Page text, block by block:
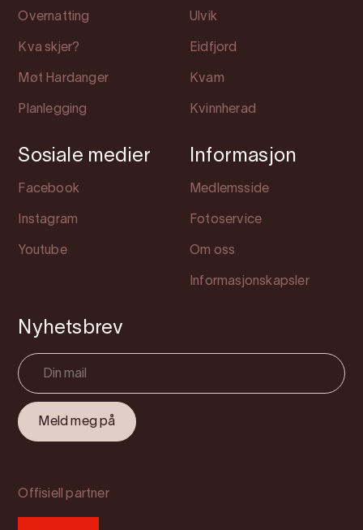
Overnatting
Kva skjer?
Møt Hardanger
Planlegging
Ulvik
Eidfjord
Kvam
Kvinnherad
Sosiale medier
Facebook
Instagram
Youtube
Informasjon
Medlemsside
Fotoservice
Om oss
Informasjonskapsler
Nyhetsbrev
Offisiell partner